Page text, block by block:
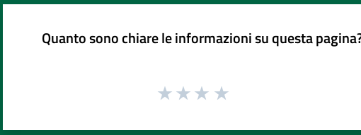
Quanto sono chiare le informazioni su questa